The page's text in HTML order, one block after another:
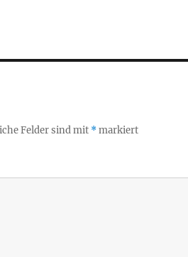
Felder sind mit *markiert